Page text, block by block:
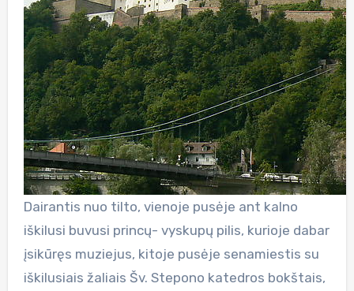
Dairantis nuo tilto, vienoje pusėje ant kalno
iškilusi buvusi princų- vyskupų pilis, kurioje dabar
įsikūręs muziejus, kitoje pusėje senamiestis su
iškilusiais žaliais Šv. Stepono katedros bokštais,